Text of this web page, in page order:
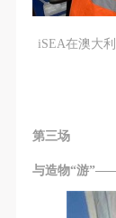
iSEA在澳大
第三场
与造物“游验证